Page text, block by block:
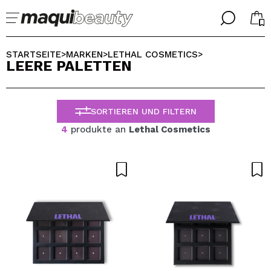
╳
Ich bin bereits #maquilover, ich habe ein Konto
Ich habe hier kein Konto
╳
WÄHLE DEINE SPRACHE
ALEMAN
ESPAÑOL
ENGLISH
FRANCES
STARTSEITE>MARKEN>LETHAL COSMETICS>
LEERE PALETTEN
SORTIEREN UND FILTERN
4 produkte an Lethal Cosmetics